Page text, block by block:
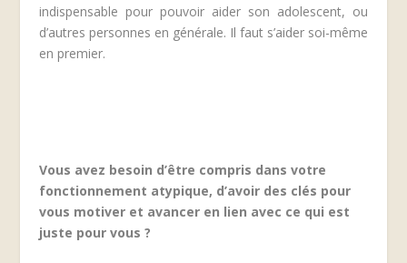
indispensable pour pouvoir aider son adolescent, ou
d’autres personnes en générale. Il faut s’aider soi-même
en premier.
Vous avez besoin d’être compris dans votre
fonctionnement atypique, d’avoir des clés pour
vous motiver et avancer en lien avec ce qui est
juste pour vous ?